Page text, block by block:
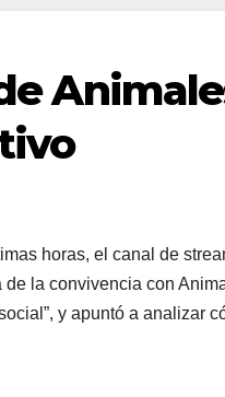
horas, el canal de
la convivencia con
y apuntó a analizar